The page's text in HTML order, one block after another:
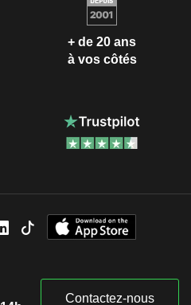
+ de 20 ans
à vos côtés
Contactez-nous